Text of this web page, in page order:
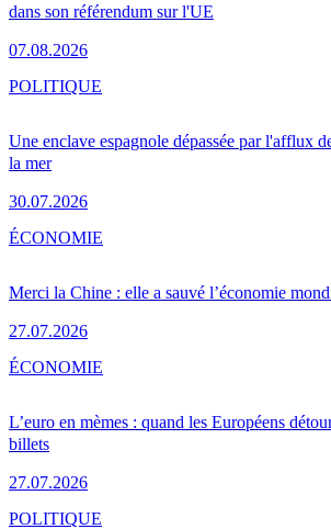
dans son référendum sur l'UE
07.08.2026
Une enclave espagnole dépassée par l'afflux
la mer
30.07.2026
POLITIQUE
Merci la Chine : elle a sauvé l’économie
27.07.2026
ÉCONOMIE
L’euro en mèmes : quand les Européens
billets
27.07.2026
ÉCONOMIE
POLITIQUE